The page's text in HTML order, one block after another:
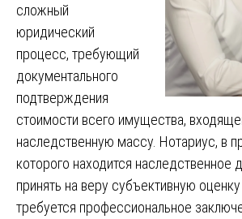
сложный
юридический
процесс, требующий
документального
подтверждения
стоимости всего имущества,
наследственную массу. Нотариус, в
которого находится наследственное
принять на веру субъективную
требуется профессиональное